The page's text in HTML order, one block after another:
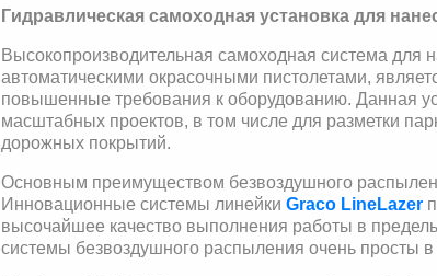
Гидравлическая самоходная установка для
Высокопроизводительная самоходная система для
автоматическими окрасочными пистолетами,
повышенные требования к оборудованию. Данная
масштабных проектов, в том числе для разметки
дорожных покрытий.
Основным преимуществом безвоздушного
Инновационные системы линейкиGraco LineLazer
высочайшее качество выполнения работы в
системы безвоздушного распыления очень просты в